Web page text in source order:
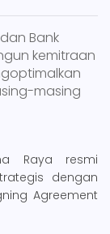
Bank
kemitraan
masing
Raya resmi
dengan
Agreement